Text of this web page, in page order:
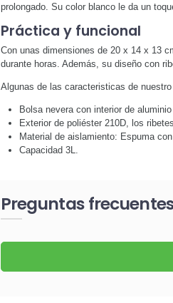
prolongado. Su color blanco le da un
Práctica y funcional
Con unas dimensiones de 20 x 14 x 13
durante horas. Además, su diseño con
Algunas de las caracteristicas de
Bolsa nevera con interior de
Exterior de poliéster 210D, los
Material de aislamiento: Espuma
Capacidad 3L.
Preguntas